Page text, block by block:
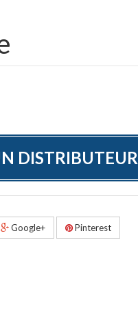
DISTRIBUTEUR
Google+ Pinterest